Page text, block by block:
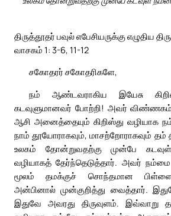
திருத்தூதர் பவுல் எபேசியருக்கு எழுதிய
வாசகம் 1: 3-6, 11-12
சகோதரர் சகோதரிகளே,
நம் ஆண்டவராகிய இயேசு
கடவுளுமானவர் போற்றி! அவர் விண்ணகம்
ஆசி அனைத்தையும் கிறிஸ்து வழியாக
நாம் தூயோராகவும், மாசற்றோராகவும் தம்
உலகம் தோன்றுவதற்கு முன்பே
வழியாகத் தேர்ந்தெடுத்தார். அவர் நம்மை
மூலம் தமக்குச் சொந்தமான
அன்பினால் முன்குறித்து வைத்தார்.
இதுவே அவரது திருவுளம்.